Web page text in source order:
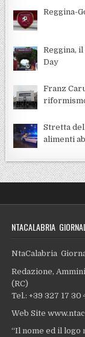
Reggina-
Reggina,
Day
Franz
Stretta
alimenti
NTACALABRIA
NtaCalabria
Redazione,
(RC)
Tel.: +39 327 17 30
Web Site
“Il nome ed il logo